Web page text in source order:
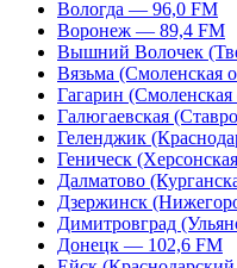
Вологда — 96,0 FM
Воронеж — 89,4 FM
Вышний Волочек
Вязьма (Смоленская
Гагарин
Галюгаевская
Геленджик
Геническ
Далматово
Дзержинск
Димитровград
Донецк — 102,6 FM